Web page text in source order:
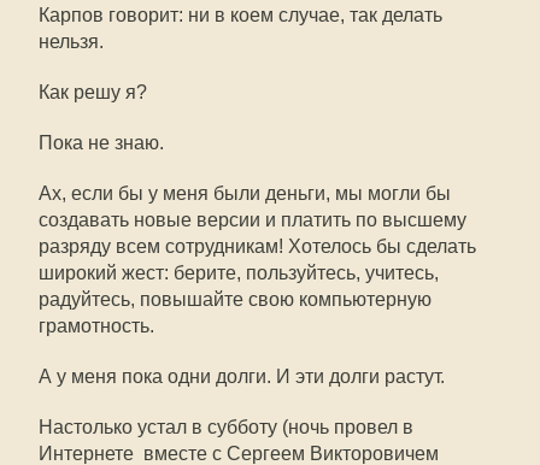
Карпов говорит: ни в коем случае, так делать
нельзя.
Как решу я?
Пока не знаю.
Ах, если бы у меня были деньги, мы могли бы
создавать новые версии и платить по высшему
разряду всем сотрудникам! Хотелось бы сделать
широкий жест: берите, пользуйтесь, учитесь,
радуйтесь, повышайте свою компьютерную
грамотность.
А у меня пока одни долги. И эти долги растут.
Настолько устал в субботу (ночь провел в
Интернете  вместе с Сергеем Викторовичем